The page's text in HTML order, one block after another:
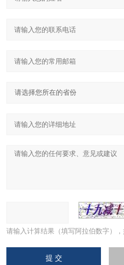
请输入计算结果（填写阿拉伯数字）